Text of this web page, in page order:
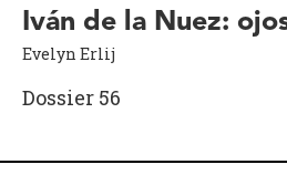
Iván de la Nuez:
Evelyn Erlij
Dossier 56